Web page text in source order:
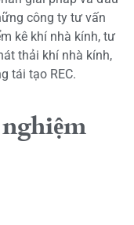
công ty tư vấn
kê khí nhà kính, tư
thải khí nhà kính,
tái tạo REC.